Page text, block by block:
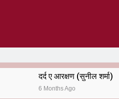
दर्द ए आरक्षण (सुनील शर्मा)
6 Months Ago